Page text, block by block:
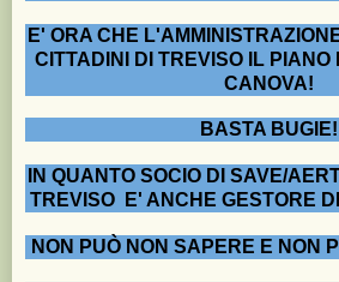
E' ORA CHE
CITTADINI DI TREVISO IL PIANO
CANOVA!
BASTA BUGIE!
IN QUANTO SOCIO DI SAVE/
TREVISO
E' ANCHE GESTORE
NON PUÒ NON SAPERE E NON